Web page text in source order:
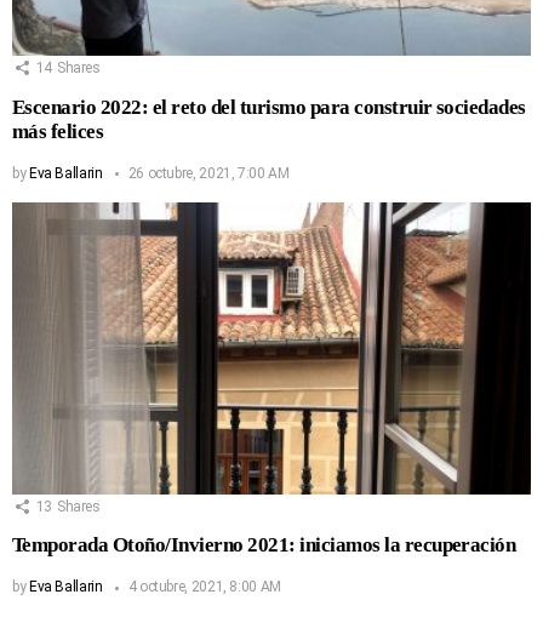
14 Shares
Escenario 2022: el reto del turismo para construir sociedades
más felices
byEva Ballarin 26 octubre, 2021, 7:00 AM
13 Shares
Temporada Otoño/Invierno 2021: iniciamos la recuperación
by Eva Ballarin 4 octubre, 2021, 8:00 AM